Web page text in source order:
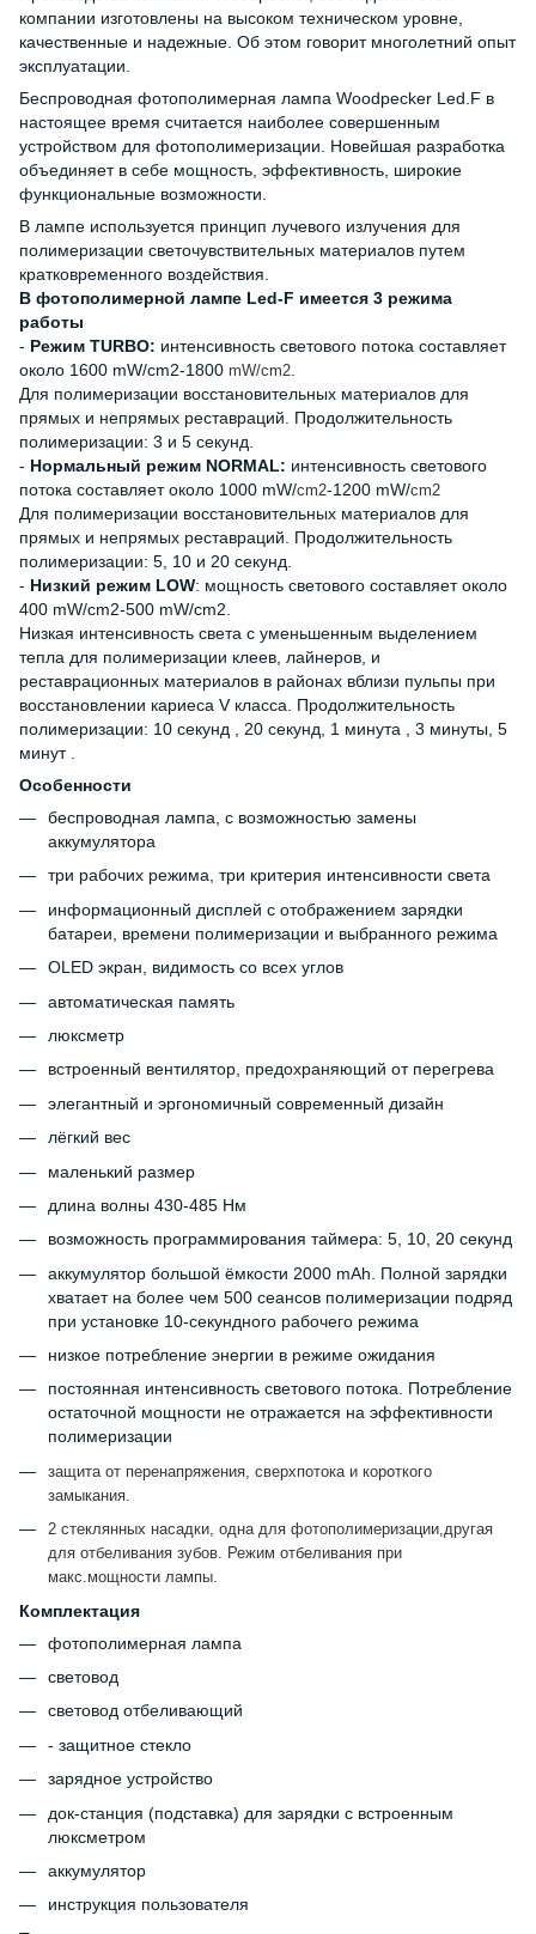
компании изготовлены на высоком техническом уровне,
качественные и надежные. Об этом говорит многолетний опыт
эксплуатации.
Беспроводная фотополимерная лампа Woodpecker Led.F в
настоящее время считается наиболее совершенным
устройством для фотополимеризации. Новейшая разработка
объединяет в себе мощность, эффективность, широкие
функциональные возможности.
В лампе используется принцип лучевого излучения для
полимеризации светочувствительных материалов путем
кратковременного воздействия.
В фотополимерной лампе Led-F имеется 3 режима
работы
- Режим TURBO: интенсивность светового потока составляет
около 1600 mW/cm2-1800 mW/cm2
Для полимеризации восстановительных материалов для
прямых и непрямых реставраций. Продолжительность
полимеризации: 3 и 5 секунд.
- Нормальный режим NORMAL: интенсивность светового
потока составляет около 1000 mW/cm2-1200 mW/cm2
Для полимеризации восстановительных материалов для
прямых и непрямых реставраций. Продолжительность
полимеризации: 5, 10 и 20 секунд.
- Низкий режим LOW: мощность светового составляет около
400 mW/cm2-500 mW/cm2.
Низкая интенсивность света с уменьшенным выделением
тепла для полимеризации клеев, лайнеров, и
реставрационных материалов в районах вблизи пульпы при
восстановлении кариеса V класса. Продолжительность
полимеризации: 10 секунд , 20 секунд, 1 минута , 3 минуты, 5
минут .
Особенности
беспроводная лампа, с возможностью замены
аккумулятора
три рабочих режима, три критерия интенсивности света
информационный дисплей с отображением зарядки
батареи, времени полимеризации и выбранного режима
OLED экран, видимость со всех углов
автоматическая память
люксметр
встроенный вентилятор, предохраняющий от перегрева
элегантный и эргономичный современный дизайн
лёгкий вес
маленький размер
длина волны 430-485 Нм
возможность программирования таймера: 5, 10, 20 секунд
аккумулятор большой ёмкости 2000 mAh. Полной зарядки
хватает на более чем 500 сеансов полимеризации подряд
при установке 10-секундного рабочего режима
низкое потребление энергии в режиме ожидания
постоянная интенсивность светового потока. Потребление
остаточной мощности не отражается на эффективности
полимеризации
защита от перенапряжения, сверхпотока и короткого
замыкания.
2 стеклянных насадки, одна для фотополимеризации,другая
для отбеливания зубов. Режим отбеливания при
макс.мощности лампы.
Комплектация
фотополимерная лампа
световод
световод отбеливающий
- защитное стекло
зарядное устройство
док-станция (подставка) для зарядки с встроенным
люксметром
аккумулятор
инструкция пользователя